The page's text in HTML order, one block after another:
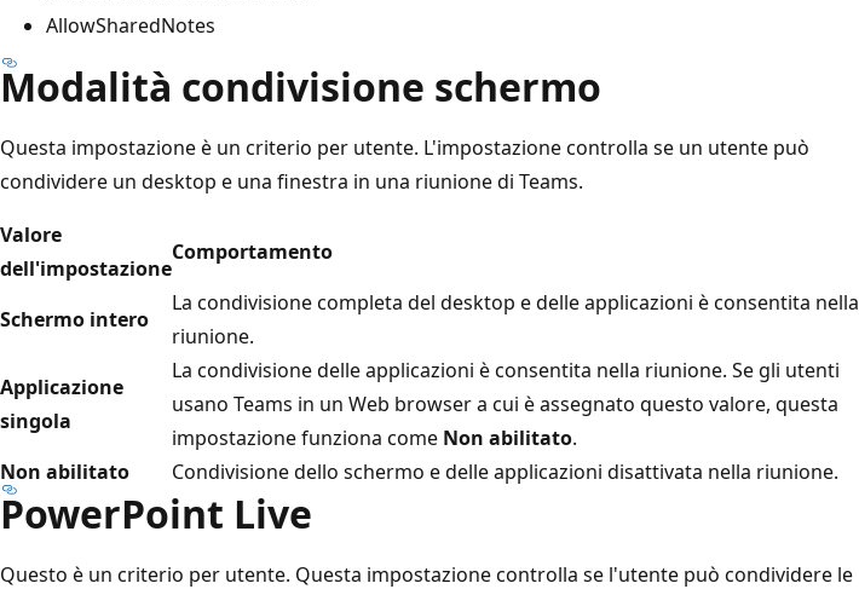
AllowSharedNotes
Modalità condivisione schermo
Questa impostazione è un criterio per utente. L'impostazione controlla se un utente può
condividere un desktop e una finestra in una riunione di Teams.
Valore
dell'impostazione
Comportamento
Schermo intero
La condivisione completa del desktop e delle applicazioni è consentita nella
riunione.
Applicazione
singola
La condivisione delle applicazioni è consentita nella riunione. Se gli utenti
usano Teams in un Web browser a cui è assegnato questo valore, questa
impostazione funziona come Non abilitato.
Non abilitato
Condivisione dello schermo e delle applicazioni disattivata nella riunione.
PowerPoint Live
Questo è un criterio per utente. Questa impostazione controlla se l'utente può condividere le